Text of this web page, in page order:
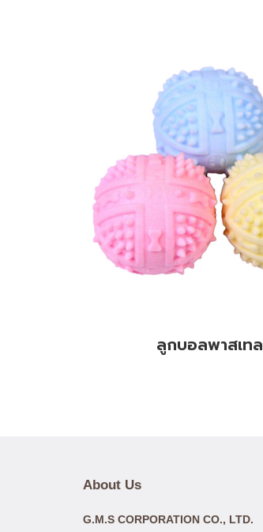
ลูกบอลพาสเทล
About Us
G.M.S CORPORATION CO., LTD.